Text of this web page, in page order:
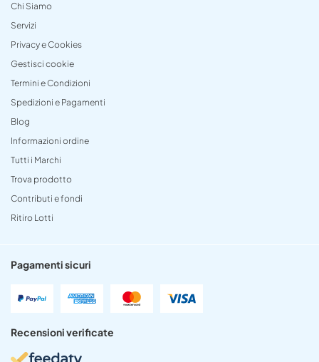
Chi Siamo
Servizi
Privacy e Cookies
Gestisci cookie
Termini e Condizioni
Spedizioni e Pagamenti
Blog
Informazioni ordine
Tutti i Marchi
Trova prodotto
Contributi e fondi
Ritiro Lotti
Pagamenti sicuri
Recensioni verificate